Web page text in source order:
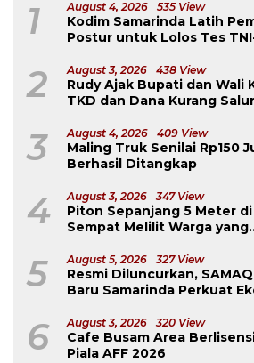
1 August 4, 2026 535 View
Kodim Samarinda Latih
Postur untuk Lolos Tes
2 August 3, 2026 438 View
Rudy Ajak Bupati dan Wali
TKD dan Dana Kurang
3 August 4, 2026 409 View
Maling Truk Senilai Rp150
Berhasil Ditangkap
4 August 3, 2026 347 View
Piton Sepanjang 5 Meter
Sempat Melilit Warga yang
5 August 5, 2026 327 View
Resmi Diluncurkan,
Baru Samarinda Perkuat
6 August 3, 2026 320 View
Cafe Busam Area
Piala AFF 2026